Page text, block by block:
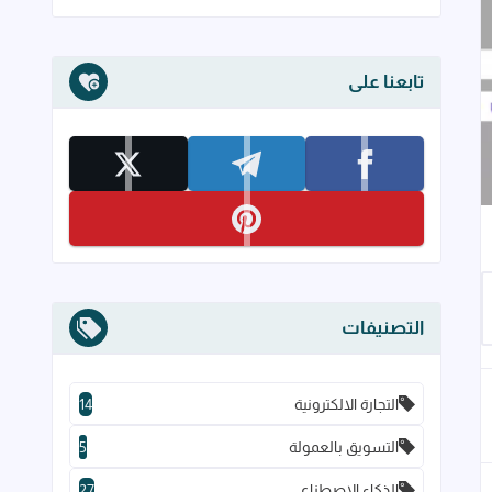
العلامات المرجعية
تابعنا على
تابعنا على facebook تابعنا على telegram تابعنا على x
تابعنا على pinterest
التصنيفات
التجارة الالكترونية 14
التسويق بالعمولة 5